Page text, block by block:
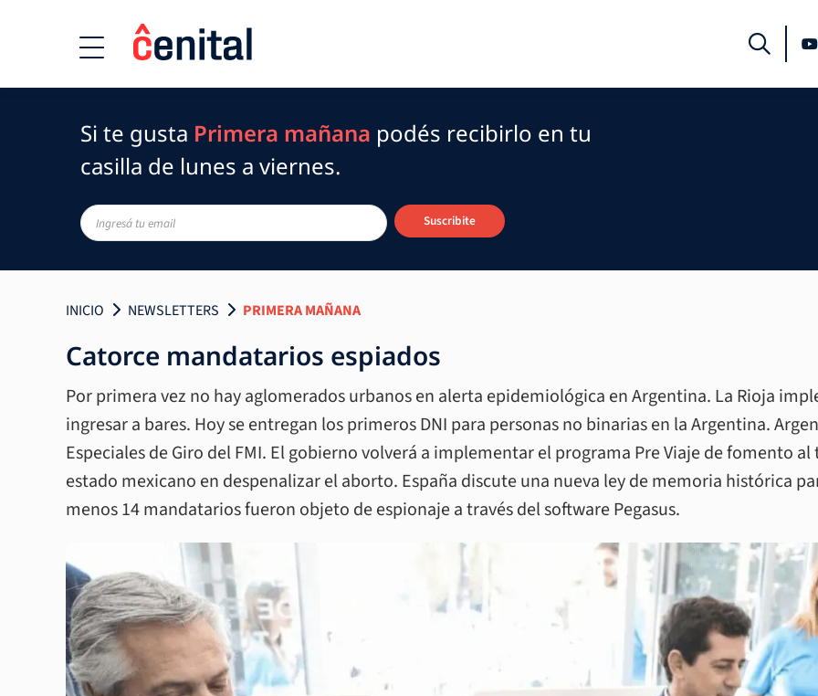
Si te gusta Primera mañana podés recibirlo en tu
casilla de lunes a viernes.
Suscribite
INICIO NEWSLETTERS PRIMERA MAÑANA
Catorce mandatarios espiados
Por primera vez no hay aglomerados urbanos en alerta epidemiológica en Argentina. La Rioja
ingresar a bares. Hoy se entregan los primeros DNI para personas no binarias en la Argentina.
Especiales de Giro del FMI. El gobierno volverá a implementar el programa Pre Viaje de fomento
estado mexicano en despenalizar el aborto. España discute una nueva ley de memoria histórica
menos 14 mandatarios fueron objeto de espionaje a través del software Pegasus.